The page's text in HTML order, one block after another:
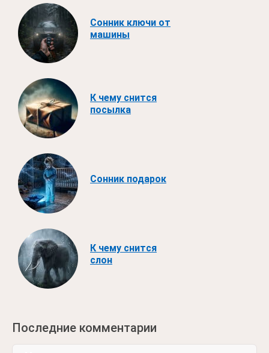
Сонник ключи от
машины
К чему снится
посылка
Сонник подарок
К чему снится
слон
Последние комментарии